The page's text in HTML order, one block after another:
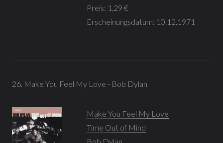
Preis: 1,29 €
Erscheinungsdatum: 10.12.1971
26. Make You Feel My Love - Bob Dylan
Make You Feel My Love
Time Out of Mind
Bob Dylan